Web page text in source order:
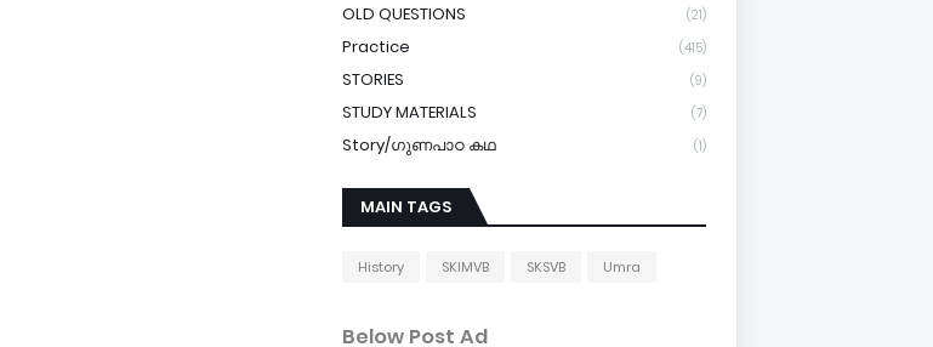
OLD QUESTIONS (21)
Practice (415)
STORIES (9)
STUDY MATERIALS (7)
Story/ഗുണപാഠ കഥ (1)
MAIN TAGS
History SKIMVB SKSVB Umra
Below Post Ad